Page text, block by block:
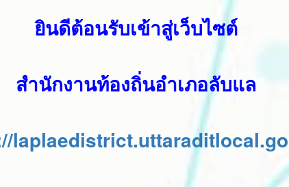
ยินดีต้อนรับเข้าสู่เว็บไซต์
สำนักงานท้องถิ่นอำเภอลับแล